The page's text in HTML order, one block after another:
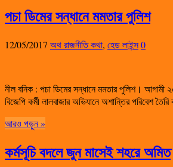
পচা ডিমের সন্ধানে মমতার পুলিশ
12/05/2017 অথ রাজনীতি কথা, হেড লাইন্স0
নীল বনিক : পচা ডিমের সন্ধানে মমতার পুলিশ। আগামী
বিজেপি কর্মী লালবাজার অভিযানে অশান্তির পরিবেশ
আরও পড়ুন »
কর্মসূচি বদলে জুন মাসেই শহরে অমিত